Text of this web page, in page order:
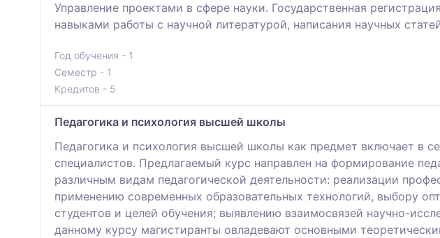
Управление проектами в сфере науки. Государственная
навыками работы с научной литературой, написания научных
Год обучения - 1
Семестр - 1
Кредитов - 5
Педагогика и психология высшей школы
Педагогика и психология высшей школы как предмет включает в
специалистов. Предлагаемый курс направлен на формирование
различным видам педагогической деятельности: реализации
применению современных образовательных технологий, выбору
студентов и целей обучения; выявлению взаимосвязей научно-
данному курсу магистиранты овладевают основными